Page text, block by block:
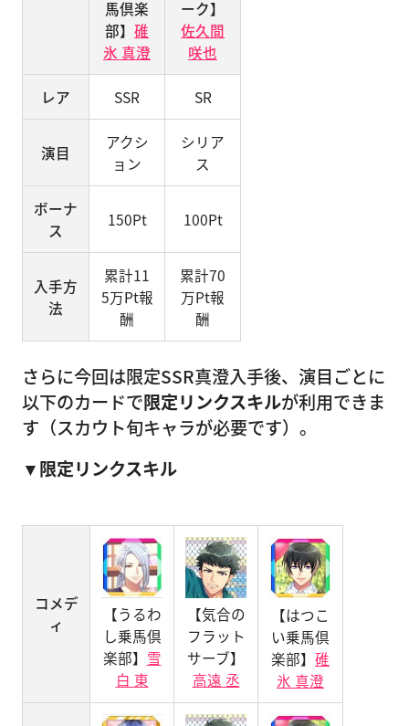
馬倶楽
部】 碓
氷 真澄
ーク】
佐久間
咲也
レア SSR SR
演目
アクシ
ョン
シリア
ス
ボーナ
ス
150Pt 100Pt
入手方
法
累計11
5万Pt報
酬
累計70
万Pt報
酬
さらに今回は限定SSR真澄入手後、演目ごとに
以下のカードで限定リンクスキルが利用できま
す（スカウト旬キャラが必要です）。
▼限定リンクスキル
コメデ
ィ
【うるわ
し乗馬倶
楽部】 雪
白 東
【気合の
フラット
サーブ】
高遠 丞
【はつこ
い乗馬倶
楽部】 碓
氷 真澄